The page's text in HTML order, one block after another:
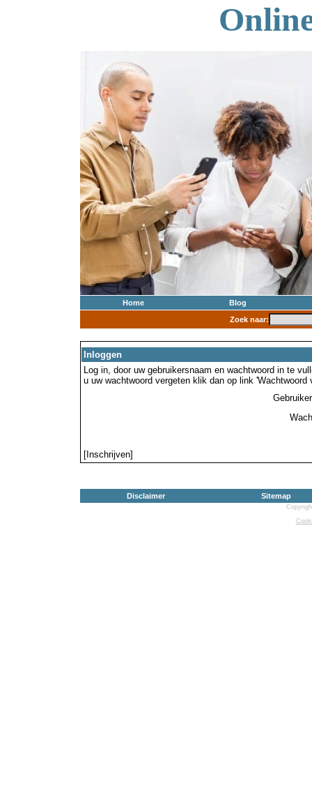
Home
Blog
Zoek naar:
Inloggen
Log in, door uw gebruikersnaam en wachtwoord in te
u uw wachtwoord vergeten klik dan op link 'Wachtwoord
[Inschrijven]
Disclaimer Sitemap